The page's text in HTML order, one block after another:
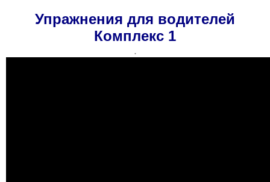
Упражнения для водителей
Комплекс 1
.